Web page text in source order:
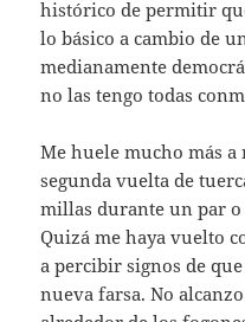
histórico de permitir
lo básico a cambio de
medianamente
no las tengo todas
Me huele mucho más
segunda vuelta de
millas durante un par o
Quizá me haya vuelto
a percibir signos de
nueva farsa. No